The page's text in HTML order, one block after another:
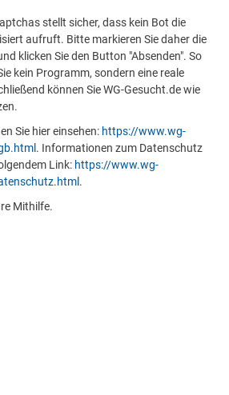
stellt sicher, dass kein Bot die
aufruft. Bitte markieren Sie daher die
klicken Sie den Button "Absenden". So
kein Programm, sondern eine reale
können Sie WG-Gesucht.de wie
Sie hier einsehen: https://www.wg-
. Informationen zum Datenschutz
Link: https://www.wg-
.
Mithilfe.